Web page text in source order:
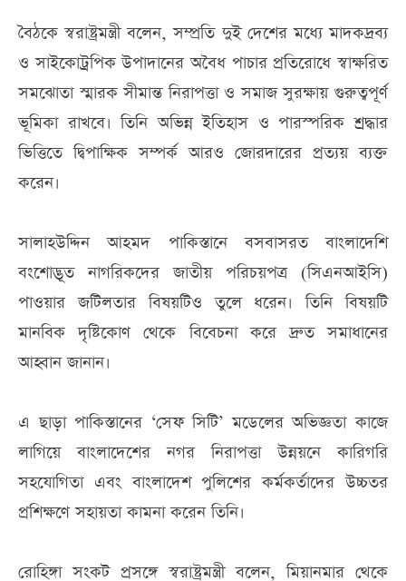
বৈঠকে স্বরাষ্ট্রমন্ত্রী বলেন, সম্প্রতি দুই দেশের মধ্যে মাদকদ্রব্য
ও সাইকোট্রপিক উপাদানের অবৈধ পাচার প্রতিরোধে স্বাক্ষরিত
সমঝোতা স্মারক সীমান্ত নিরাপত্তা ও সমাজ সুরক্ষায় গুরুত্বপূর্ণ
ভূমিকা রাখবে। তিনি অভিন্ন ইতিহাস ও পারস্পরিক শ্রদ্ধার
ভিত্তিতে দ্বিপাক্ষিক সম্পর্ক আরও জোরদারের প্রত্যয় ব্যক্ত
করেন।
সালাহউদ্দিন আহমদ পাকিস্তানে বসবাসরত বাংলাদেশি
বংশোদ্ভূত নাগরিকদের জাতীয় পরিচয়পত্র (সিএনআইসি)
পাওয়ার জটিলতার বিষয়টিও তুলে ধরেন। তিনি বিষয়টি
মানবিক দৃষ্টিকোণ থেকে বিবেচনা করে দ্রুত সমাধানের
আহ্বান জানান।
এ ছাড়া পাকিস্তানের ‘সেফ সিটি’ মডেলের অভিজ্ঞতা কাজে
লাগিয়ে বাংলাদেশের নগর নিরাপত্তা উন্নয়নে কারিগরি
সহযোগিতা এবং বাংলাদেশ পুলিশের কর্মকর্তাদের উচ্চতর
প্রশিক্ষণে সহায়তা কামনা করেন তিনি।
রোহিঙ্গা সংকট প্রসঙ্গে স্বরাষ্ট্রমন্ত্রী বলেন, মিয়ানমার থেকে